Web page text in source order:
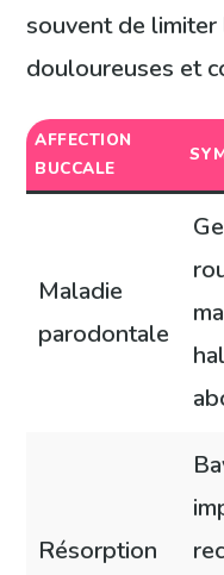
souvent de
douloureuses et
AFFECTION
BUCCALE
Maladie
parodontale
Résorption